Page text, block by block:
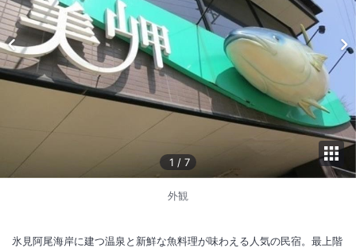
1 / 7
外観
氷見阿尾海岸に建つ温泉と新鮮な魚料理が味わえる人気の民宿。最上階